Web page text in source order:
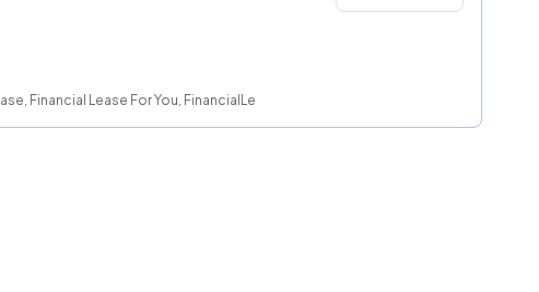
Financial Lease For You, FinancialLease.nl, Watkanikleasen.nl,